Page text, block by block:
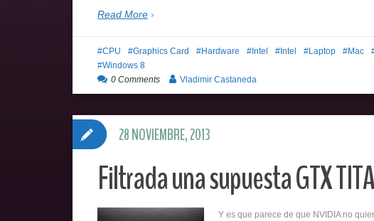
Read More
CPU Graphics Card Hardware Intel Intel Laptop Mac
Windows 8
0 Comments
Vladimir Castaneda
Filtrada una supuesta GTX
Y es que parece de que NVIDIA no
28 NOVIEMBRE, 2013